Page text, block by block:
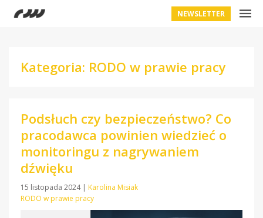
NEWSLETTER
Kategoria: RODO w prawie pracy
Podsłuch czy bezpieczeństwo? Co
pracodawca powinien wiedzieć o
monitoringu z nagrywaniem
dźwięku
15 listopada 2024 | Karolina Misiak
RODO w prawie pracy